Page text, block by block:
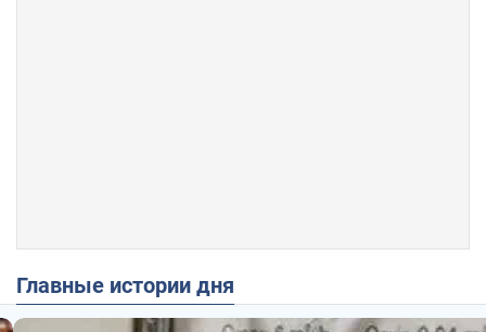
Главные истории дня